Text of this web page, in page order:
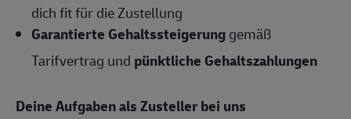
dich fit für die Zustellung
Garantierte Gehaltssteigerunggemäß
Tarifvertrag und pünktliche Gehaltszahlungen
Deine Aufgaben als Zusteller bei uns